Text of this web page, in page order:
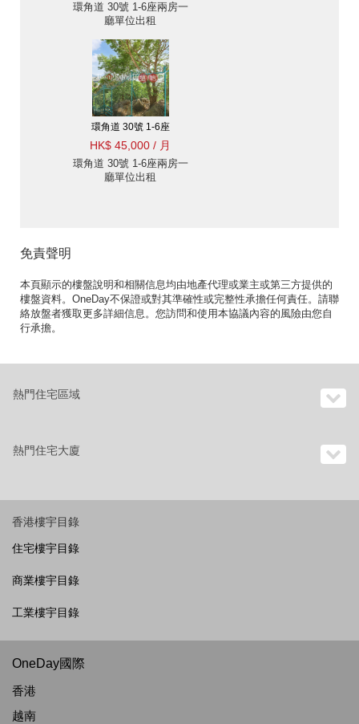
環角道 30號 1-6座兩房一
廳單位出租
環角道 30號 1-6座
HK$ 45,000 / 月
環角道 30號 1-6座兩房一
廳單位出租
免責聲明
本頁顯示的樓盤說明和相關信息均由地產代理或業主或第三方提供的
樓盤資料。OneDay不保證或對其準確性或完整性承擔任何責任。請聯
絡放盤者獲取更多詳細信息。您訪問和使用本協議內容的風險由您自
行承擔。
熱門住宅區域
熱門住宅大廈
香港樓宇目錄
住宅樓宇目錄
商業樓宇目錄
工業樓宇目錄
OneDay國際
香港
越南